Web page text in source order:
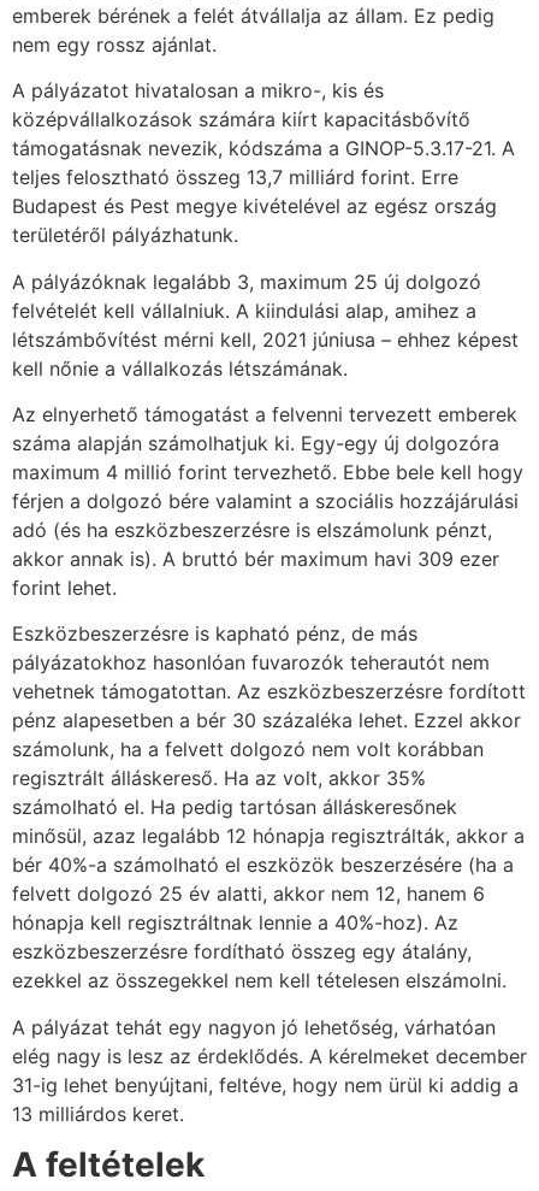
emberek bérének a felét átvállalja az állam. Ez pedig
nem egy rossz ajánlat.
A pályázatot hivatalosan a mikro-, kis és
középvállalkozások számára kiírt kapacitásbővítő
támogatásnak nevezik, kódszáma a GINOP-5.3.17-21. A
teljes felosztható összeg 13,7 milliárd forint. Erre
Budapest és Pest megye kivételével az egész ország
területéről pályázhatunk.
A pályázóknak legalább 3, maximum 25 új dolgozó
felvételét kell vállalniuk. A kiindulási alap, amihez a
létszámbővítést mérni kell, 2021 júniusa – ehhez képest
kell nőnie a vállalkozás létszámának.
Az elnyerhető támogatást a felvenni tervezett emberek
száma alapján számolhatjuk ki. Egy-egy új dolgozóra
maximum 4 millió forint tervezhető. Ebbe bele kell hogy
férjen a dolgozó bére valamint a szociális hozzájárulási
adó (és ha eszközbeszerzésre is elszámolunk pénzt,
akkor annak is). A bruttó bér maximum havi 309 ezer
forint lehet.
Eszközbeszerzésre is kapható pénz, de más
pályázatokhoz hasonlóan fuvarozók teherautót nem
vehetnek támogatottan. Az eszközbeszerzésre fordított
pénz alapesetben a bér 30 százaléka lehet. Ezzel akkor
számolunk, ha a felvett dolgozó nem volt korábban
regisztrált álláskereső. Ha az volt, akkor 35%
számolható el. Ha pedig tartósan álláskeresőnek
minősül, azaz legalább 12 hónapja regisztrálták, akkor a
bér 40%-a számolható el eszközök beszerzésére (ha a
felvett dolgozó 25 év alatti, akkor nem 12, hanem 6
hónapja kell regisztráltnak lennie a 40%-hoz). Az
eszközbeszerzésre fordítható összeg egy átalány,
ezekkel az összegekkel nem kell tételesen elszámolni.
A pályázat tehát egy nagyon jó lehetőség, várhatóan
elég nagy is lesz az érdeklődés. A kérelmeket december
31-ig lehet benyújtani, feltéve, hogy nem ürül ki addig a
13 milliárdos keret.
A feltételek